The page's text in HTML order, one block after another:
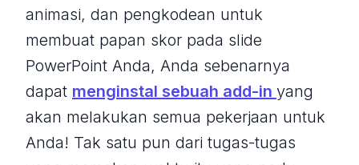
animasi, dan pengkodean untuk
membuat papan skor pada slide
PowerPoint Anda, Anda sebenarnya
dapat menginstal sebuah add-in yang
akan melakukan semua pekerjaan untuk
Anda! Tak satu pun dari tugas-tugas